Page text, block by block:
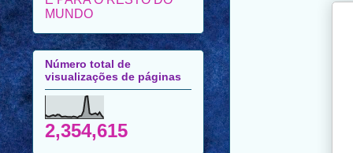
MUNDO
Número total de
visualizações de páginas
2,354,615